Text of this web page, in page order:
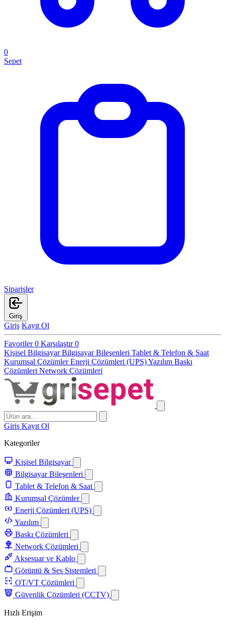
0
Sepet
Siparişler
Giriş
Giriş Kayıt Ol
Favoriler0 Karşılaştır0
Kişisel BilgisayarBilgisayar Bileşenleri Tablet & Telefon & Saat
Kurumsal ÇözümlerEnerji Çözümleri (UPS)Yazılım Baskı
Çözümleri Network Çözümleri
Giriş Kayıt Ol
Kategoriler
Kişisel Bilgisayar
Bilgisayar Bileşenleri
Tablet & Telefon & Saat
Kurumsal Çözümler
Enerji Çözümleri (UPS)
Yazılım
Baskı Çözümleri
Network Çözümleri
Aksesuar ve Kablo
Görüntü & Ses Sistemleri
OT/VT Çözümleri
Güvenlik Çözümleri (CCTV)
Hızlı Erişim